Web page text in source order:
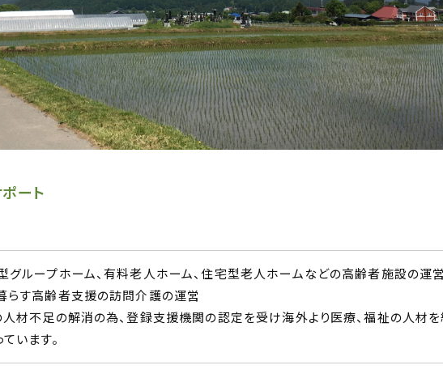
ート
グループホーム、有料老人ホーム、住宅型老人ホームなどの高齢者施設の運
らす高齢者支援の訪問介護の運営
人材不足の解消の為、登録支援機関の認定を受け海外より医療、福祉の人材
います。